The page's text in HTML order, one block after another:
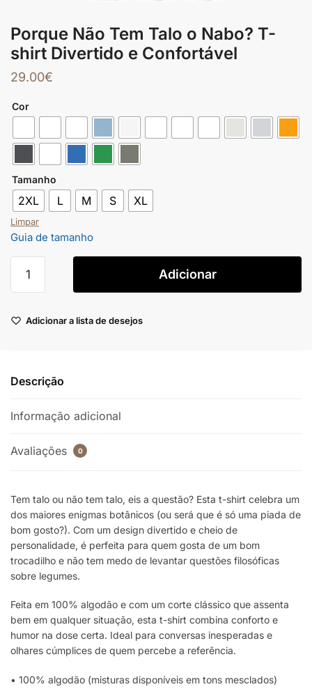
Porque Não Tem Talo o Nabo? T-
shirt Divertido e Confortável
29.00€
Cor
Tamanho
2XL L M S XL
Limpar
Guia de tamanho
Adicionar
Adicionar a lista de desejos
Descrição
Informação adicional
Avaliações 0
Tem talo ou não tem talo, eis a questão? Esta t-shirt celebra um
dos maiores enigmas botânicos (ou será que é só uma piada de
bom gosto?). Com um design divertido e cheio de
personalidade, é perfeita para quem gosta de um bom
trocadilho e não tem medo de levantar questões filosóficas
sobre legumes.
Feita em 100% algodão e com um corte clássico que assenta
bem em qualquer situação, esta t-shirt combina conforto e
humor na dose certa. Ideal para conversas inesperadas e
olhares cúmplices de quem percebe a referência.
• 100% algodão (misturas disponíveis em tons mesclados)